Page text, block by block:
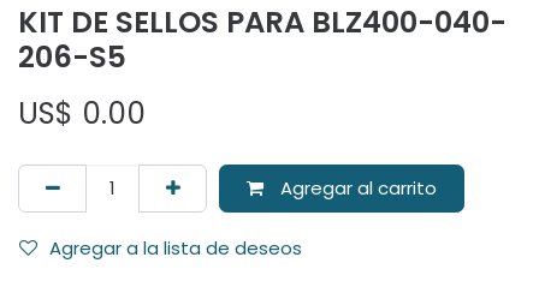
KIT DE SELLOS PARA BLZ400-040-
206-S5
US$ 0.00
Agregar al carrito
Agregar a la lista de deseos